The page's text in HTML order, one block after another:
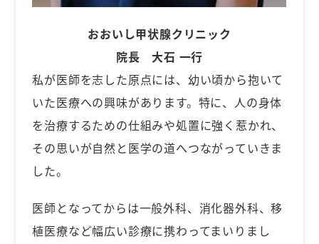
おおいし甲状腺クリニック
院長 大石 一行
私が医師を志した原点には、幼い頃から抱いて
いた医療への興味があります。特に、人の身体
を治療するための仕組みや処置に強く惹かれ、
その思いが自然と医学の道へつながっていきま
した。
医師となってからは一般外科、消化器外科、移
植医療など幅広い診療に携わってまいりまし